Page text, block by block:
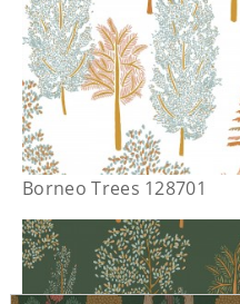
Borneo Trees 128701
También te puede